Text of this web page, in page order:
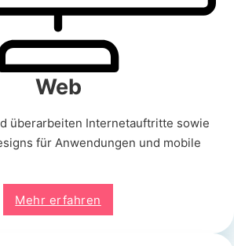
Web
überarbeiten Internetauftritte sowie
für Anwendungen und mobile
Mehr erfahren